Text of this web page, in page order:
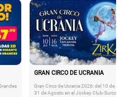
GRAN CIRCO DE UCRANIA
Gran Circo de Ucrania 2026: del 10 de
31 de Agosto en el Jockey Club-Surco